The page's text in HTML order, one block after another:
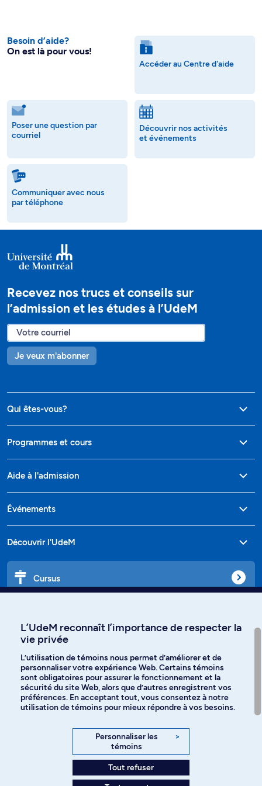
Besoin d’aide?
On est là pour vous!
Accéder au Centre d'aide
Poser une question par
courriel
Découvrir nos activités
et événements
Communiquer avec nous
par téléphone
Recevez nos trucs et conseils sur
l’admission et les études à l’UdeM
Je veux m'abonner
Qui êtes-vous?
Programmes et cours
Aide à l'admission
Événements
Découvrir l'UdeM
Cursus
Langues
Facebook Instagram
YouTube
L’UdeM reconnaît l’importance de respecter la
vie privée
L’utilisation de témoins nous permet d’améliorer et de
personnaliser votre expérience Web. Certains témoins
sont obligatoires pour assurer le fonctionnement et la
sécurité du site Web, alors que d’autres enregistrent vos
préférences. En acceptant tout, vous consentez à notre
utilisation de témoins pour mieux répondre à vos besoins.
Personnaliser les
témoins
>
Tout refuser